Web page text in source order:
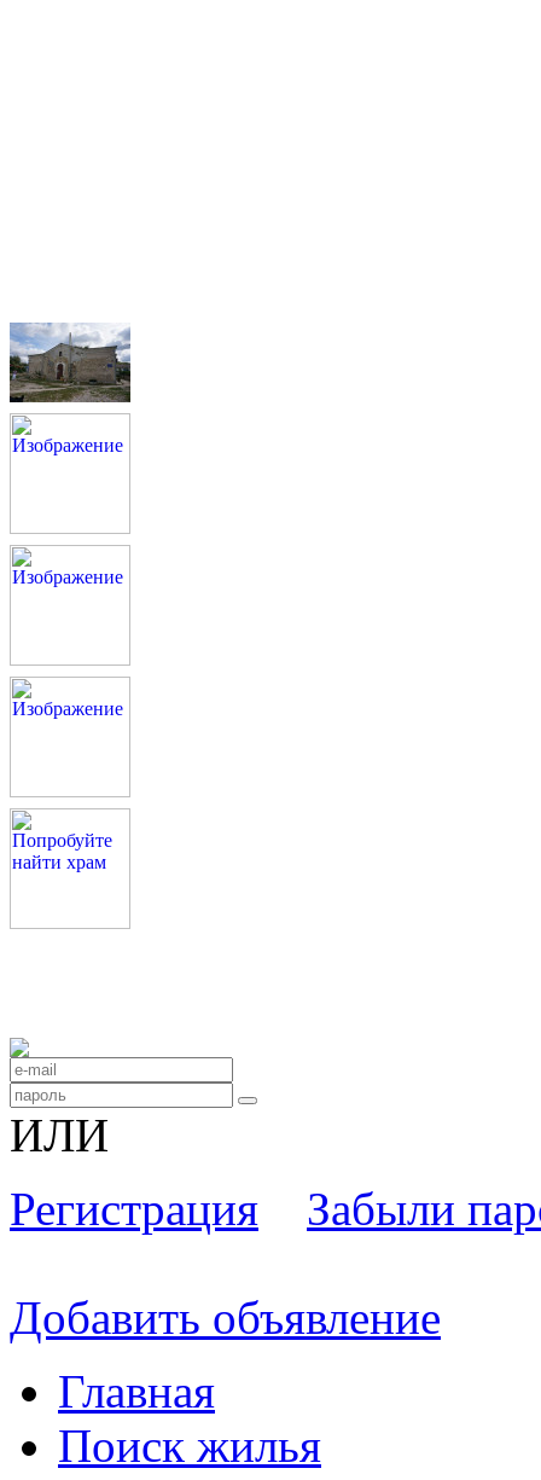
ИЛИ
Регистрация
Забыли
Добавить объявление
Главная
Поиск жилья